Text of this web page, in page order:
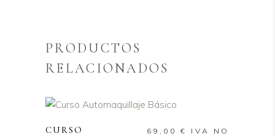
PRODUCTOS
RELACIONADOS
CURSO
69,00€
IVA NO